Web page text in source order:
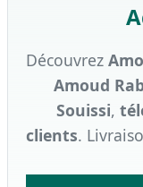
Découvrez
Amoud
Souissi,
clients.